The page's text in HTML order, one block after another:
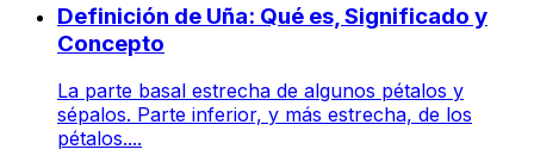
Definición de Uña: Qué es, Significado y
Concepto
La parte basal estrecha de algunos pétalos y
sépalos. Parte inferior, y más estrecha, de los
pétalos....